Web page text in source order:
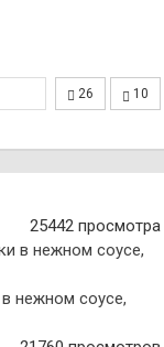
26 10
25442 просмотра
нежном соусе,